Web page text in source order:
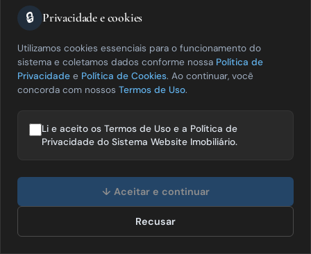
Imobiliárias em São Paulo, Florianópolis,
Curitiba, Porto Alegre e outras capitais onde o
mercado de locação tem alta complexidade
operacional, com grande número de contratos
transparência para proprietários e locatários,
profundidade suficiente para esse volume.
Quando a Vista não é a melhor
🔒 Privacidade e cookies
Utilizamos cookies essenciais para o funcionamento do
sistema e coletamos dados conforme nossa Política de
Privacidade e Política de Cookies. Ao continuar, você
concorda com nossos Termos de Uso.
Li e aceito os Termos de Uso e a Política de
Privacidade do Sistema Website Imobiliário.
↓ Aceitar e continuar
Recusar
imóveis? 😊